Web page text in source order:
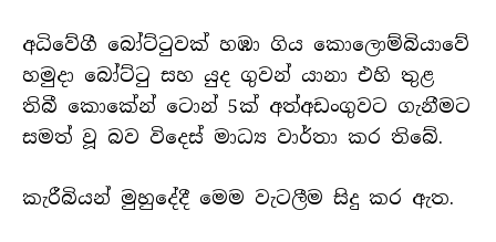
අධි­වේගී බෝට්ටු­වක් හඹා ගිය කොලො­ම්බි­යාවේ
හමුදා බෝට්ටු සහ යුද ගුවන් යානා එහි තුළ
තිබී කොකේන් ටොන් 5ක් අත්අ­ඩං­ගු­වට ගැනී­මට
සමත් වූ බව විදෙස් මාධ්‍ය වාර්තා කර තිබේ.
කැරී­බි­යන් මුහු­දේදී මෙම වැටලීම සිදු කර ඇත.